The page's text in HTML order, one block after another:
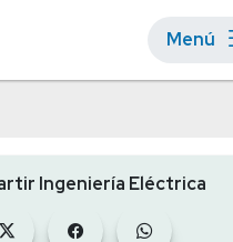
Menú
Ingeniería Eléctrica